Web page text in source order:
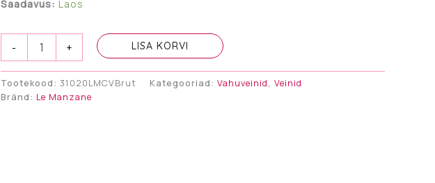
Saadavus: Laos
-
Sup.
Valdobbiadene
DOCG
+ LISA KORVI
Tootekood: 31020LMCVBrut Kategooriad: Vahuveinid, Veinid
Bränd: Le Manzane